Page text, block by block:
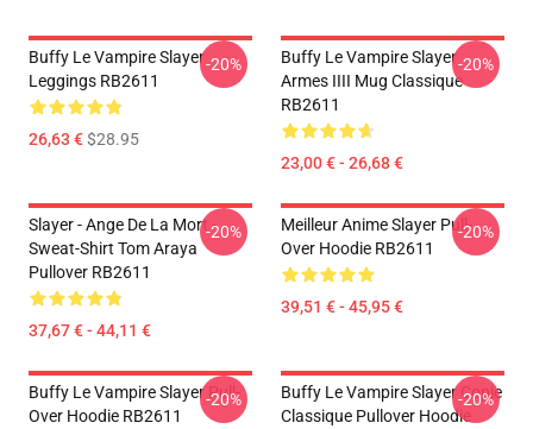
Buffy Le Vampire Slayer
Leggings RB2611
26,63 €$28.95
-20%
Buffy Le Vampire Slayer
Armes IIII Mug Classique
RB2611
23,00 € - 26,68 €
-20%
Slayer - Ange De La Mort -
Sweat-Shirt Tom Araya
Pullover RB2611
37,67 € - 44,11 €
-20%
Meilleur Anime Slayer Pull-
Over Hoodie RB2611
39,51 € - 45,95 €
-20%
Buffy Le Vampire Slayer Pull-
Over Hoodie RB2611
-20%
Buffy Le Vampire Slayer Copie
Classique Pullover Hoodie
-20%